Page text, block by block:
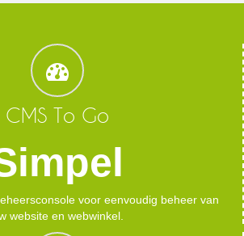
CMS To Go
voor eenvoudig beheer van
website en webwinkel.